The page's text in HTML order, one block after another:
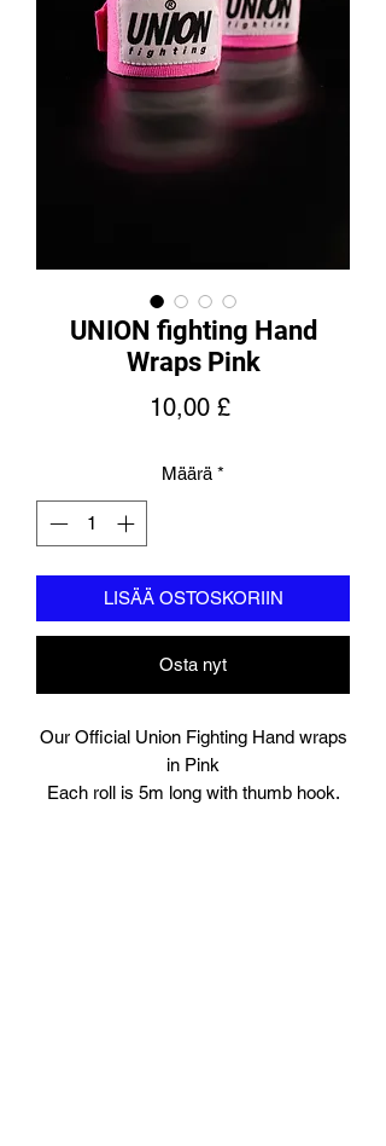
UNION fighting Hand
Wraps Pink
10,00 £Hinta
Määrä *
LISÄÄ OSTOSKORIIN
Osta nyt
Our Official Union Fighting Hand wraps
in Pink
Each roll is 5m long with thumb hook.